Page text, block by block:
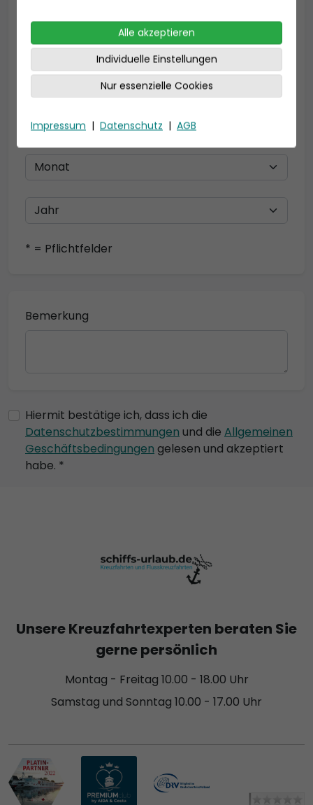
Geburtsdatum
* = Pflichtfelder
Bemerkung
Hiermit bestätige ich, dass ich die
Datenschutzbestimmungen und die Allgemeinen
Geschäftsbedingungen gelesen und akzeptiert
habe. *
Alle akzeptieren
Individuelle Einstellungen
Nur essenzielle Cookies
Impressum | Datenschutz | AGB
Unsere Kreuzfahrtexperten beraten Sie
gerne persönlich
Montag - Freitag 10.00 - 18.00 Uhr
Samstag und Sonntag 10.00 - 17.00 Uhr